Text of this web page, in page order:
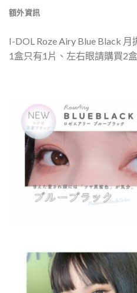
額外資訊
I-DOL Roze Airy Blue Black
1盒只有1片、左右眼請購買2盒